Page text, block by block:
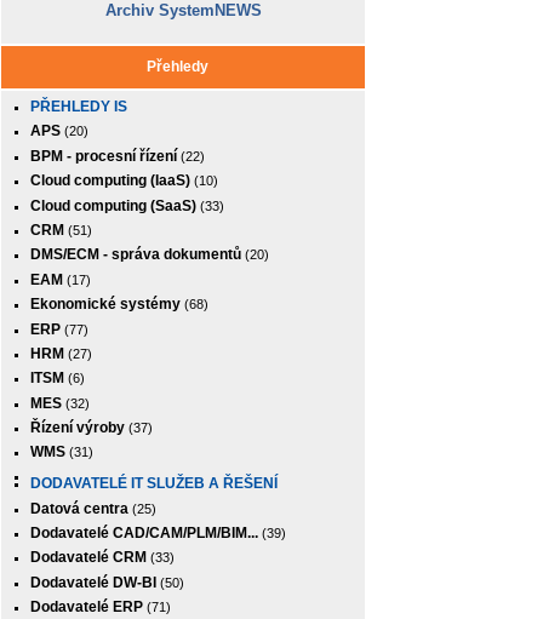
Archiv SystemNEWS
Přehledy
PŘEHLEDY IS
APS (20)
BPM - procesní řízení (22)
Cloud computing (IaaS) (10)
Cloud computing (SaaS) (33)
CRM (51)
DMS/ECM - správa dokumentů (20)
EAM (17)
Ekonomické systémy (68)
ERP (77)
HRM (27)
ITSM (6)
MES (32)
Řízení výroby (37)
WMS (31)
DODAVATELÉ IT SLUŽEB A ŘEŠENÍ
Datová centra (25)
Dodavatelé CAD/CAM/PLM/BIM... (39)
Dodavatelé CRM (33)
Dodavatelé DW-BI (50)
Dodavatelé ERP (71)